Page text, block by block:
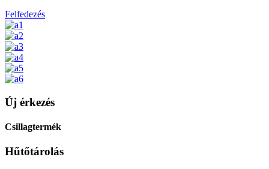
Felfedezés
Új érkezés
Csillagtermék
Hűtőtárolás